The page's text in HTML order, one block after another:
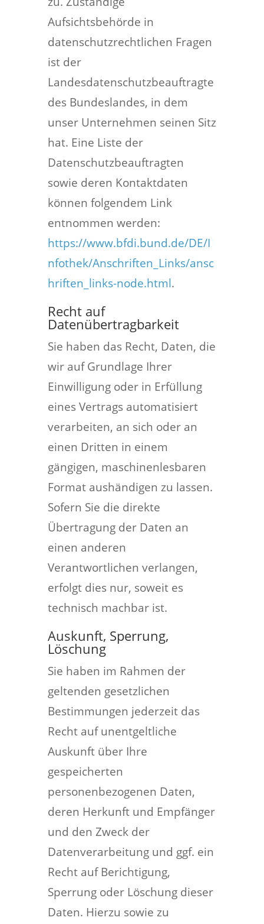
Aufsichtsbehörde in
datenschutzrechtlichen Fragen
ist der
Landesdatenschutzbeauftragte
des Bundeslandes, in dem
unser Unternehmen seinen Sitz
hat. Eine Liste der
Datenschutzbeauftragten
sowie deren Kontaktdaten
können folgendem Link
entnommen werden:
https://www.bfdi.bund.de/DE/I
nfothek/Anschriften_Links/ansc
hriften_links-node.html.
Recht auf
Datenübertragbarkeit
Sie haben das Recht, Daten, die
wir auf Grundlage Ihrer
Einwilligung oder in Erfüllung
eines Vertrags automatisiert
verarbeiten, an sich oder an
einen Dritten in einem
gängigen, maschinenlesbaren
Format aushändigen zu lassen.
Sofern Sie die direkte
Übertragung der Daten an
einen anderen
Verantwortlichen verlangen,
erfolgt dies nur, soweit es
technisch machbar ist.
Auskunft, Sperrung,
Löschung
Sie haben im Rahmen der
geltenden gesetzlichen
Bestimmungen jederzeit das
Recht auf unentgeltliche
Auskunft über Ihre
gespeicherten
personenbezogenen Daten,
deren Herkunft und Empfänger
und den Zweck der
Datenverarbeitung und ggf. ein
Recht auf Berichtigung,
Sperrung oder Löschung dieser
Daten. Hierzu sowie zu